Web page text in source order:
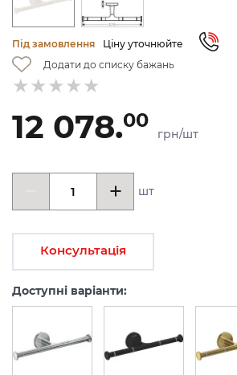
Під замовлення
Ціну уточнюйте
Додати до списку бажань
12 078.00
грн/шт
шт
Консультація
Доступні варіанти: